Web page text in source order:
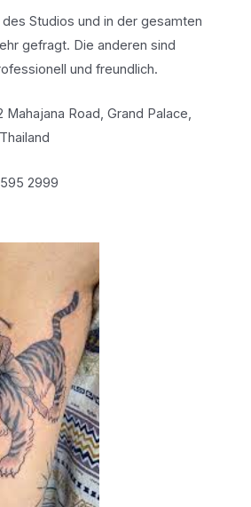
Studios und in der gesamten
gefragt. Die anderen sind
und freundlich.
Road, Grand Palace,
2999